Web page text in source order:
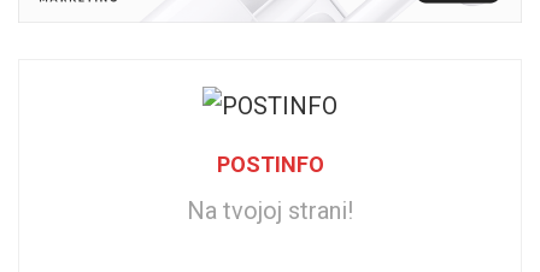
POSTINFO
Na tvojoj strani!